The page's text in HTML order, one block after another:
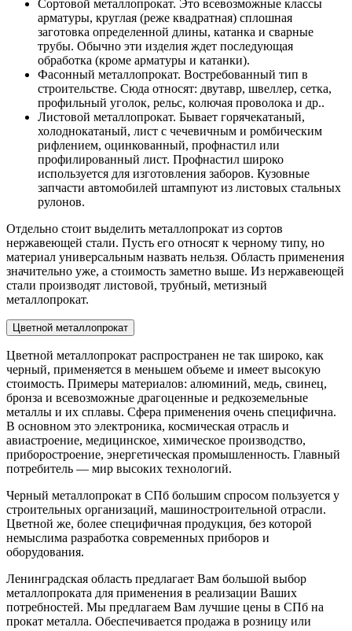
Сортовой металлопрокат. Это всевозможные классы
арматуры, круглая (реже квадратная) сплошная
заготовка определенной длины, катанка и сварные
трубы. Обычно эти изделия ждет последующая
обработка (кроме арматуры и катанки).
Фасонный металлопрокат. Востребованный тип в
строительстве. Сюда относят: двутавр, швеллер, сетка,
профильный уголок, рельс, колючая проволока и др..
Листовой металлопрокат. Бывает горячекатаный,
холоднокатаный, лист с чечевичным и ромбическим
рифлением, оцинкованный, профнастил или
профилированный лист. Профнастил широко
используется для изготовления заборов. Кузовные
запчасти автомобилей штампуют из листовых стальных
рулонов.
Отдельно стоит выделить металлопрокат из сортов
нержавеющей стали. Пусть его относят к черному типу, но
материал универсальным назвать нельзя. Область применения
значительно уже, а стоимость заметно выше. Из нержавеющей
стали производят листовой, трубный, метизный
металлопрокат.
Цветной металлопрокат
Цветной металлопрокат распространен не так широко, как
черный, применяется в меньшем объеме и имеет высокую
стоимость. Примеры материалов: алюминий, медь, свинец,
бронза и всевозможные драгоценные и редкоземельные
металлы и их сплавы. Сфера применения очень специфична.
В основном это электроника, космическая отрасль и
авиастроение, медицинское, химическое производство,
приборостроение, энергетическая промышленность. Главный
потребитель — мир высоких технологий.
Черный металлопрокат в СПб большим спросом пользуется у
строительных организаций, машиностроительной отрасли.
Цветной же, более специфичная продукция, без которой
немыслима разработка современных приборов и
оборудования.
Ленинградская область предлагает Вам большой выбор
металлопроката для применения в реализации Ваших
потребностей. Мы предлагаем Вам лучшие цены в СПб на
прокат металла. Обеспечивается продажа в розницу или